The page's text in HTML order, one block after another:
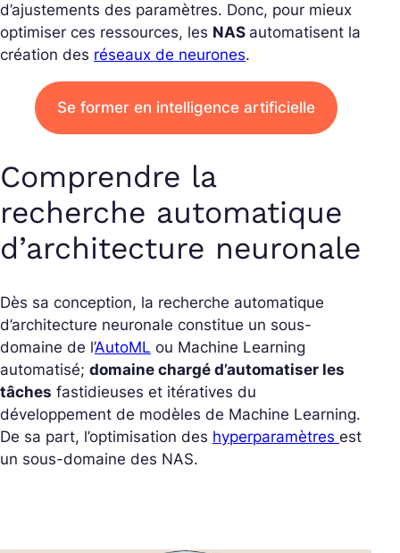
d’ajustements des paramètres. Donc, pour mieux
optimiser ces ressources, les NAS automatisent la
création des réseaux de neurones.
Se former en intelligence artificielle
Comprendre la
recherche automatique
d’architecture neuronale
Dès sa conception, la recherche automatique
d’architecture neuronale constitue un sous-
domaine de l’AutoML ou Machine Learning
automatisé; domaine chargé d’automatiser les
tâches fastidieuses et itératives du
développement de modèles de Machine Learning.
De sa part, l’optimisation des hyperparamètres est
un sous-domaine des NAS.